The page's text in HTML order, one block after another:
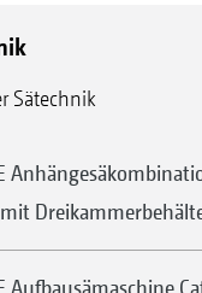
Sätechnik
Aufbausämaschine